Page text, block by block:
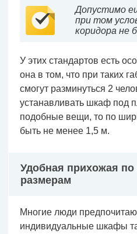
Допустимо
при том
коридора не
У этих стандартов есть
она в том, что при таких
смогут разминуться 2
устанавливать шкаф под
подобные вещи, то по
быть не менее 1,5 м.
Удобная прихожая
размерам
Многие люди
индивидуальные шкафы